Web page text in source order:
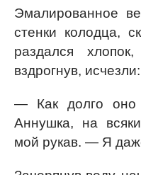
Эмалированное
стенки колодца,
раздался
вздрогнув, исчезли:
— Как долго оно
Аннушка, на
мой рукав. — Я